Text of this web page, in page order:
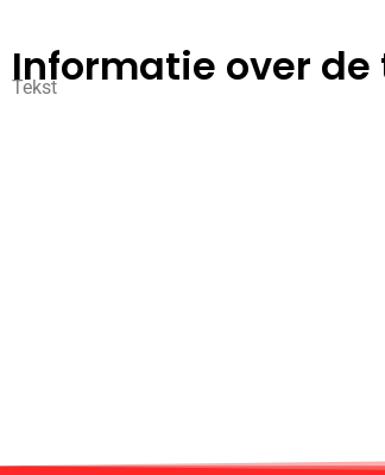
Informatie over
Tekst